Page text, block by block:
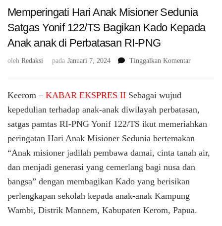
Memperingati Hari Anak Misioner Sedunia
Satgas Yonif 122/TS Bagikan Kado Kepada
Anak anak di Perbatasan RI-PNG
oleh Redaksi pada Januari 7, 2024 Tinggalkan Komentarpada
Sedunia
Satgas
122/TS
Bagikan
Kado
Keerom – KABAR EKSPRES II Sebagai wujud
kepedulian terhadap anak-anak diwilayah perbatasan,
satgas pamtas RI-PNG Yonif 122/TS ikut memeriahkan
peringatan Hari Anak Misioner Sedunia bertemakan
“Anak misioner jadilah pembawa damai, cinta tanah air,
dan menjadi generasi yang cemerlang bagi nusa dan
bangsa” dengan membagikan Kado yang berisikan
perlengkapan sekolah kepada anak-anak Kampung
Wambi, Distrik Mannem, Kabupaten Kerom, Papua.